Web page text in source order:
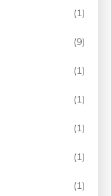
(1)
(9)
(1)
(1)
(1)
(1)
(1)